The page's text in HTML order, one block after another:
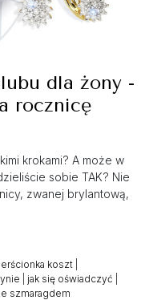
dla żony -
rocznicę
krokami? A może w
sobie TAK? Nie
zwanej brylantową,
koszt|
jak się oświadczyć
szmaragdem